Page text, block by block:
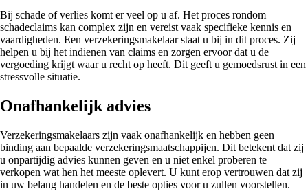
Bij schade of verlies komt er veel op u af. Het proces rondom
schadeclaims kan complex zijn en vereist vaak specifieke kennis en
vaardigheden. Een verzekeringsmakelaar staat u bij in dit proces. Zij
helpen u bij het indienen van claims en zorgen ervoor dat u de
vergoeding krijgt waar u recht op heeft. Dit geeft u gemoedsrust in een
stressvolle situatie.
Onafhankelijk advies
Verzekeringsmakelaars zijn vaak onafhankelijk en hebben geen
binding aan bepaalde verzekeringsmaatschappijen. Dit betekent dat zij
u onpartijdig advies kunnen geven en u niet enkel proberen te
verkopen wat hen het meeste oplevert. U kunt erop vertrouwen dat zij
in uw belang handelen en de beste opties voor u zullen voorstellen.